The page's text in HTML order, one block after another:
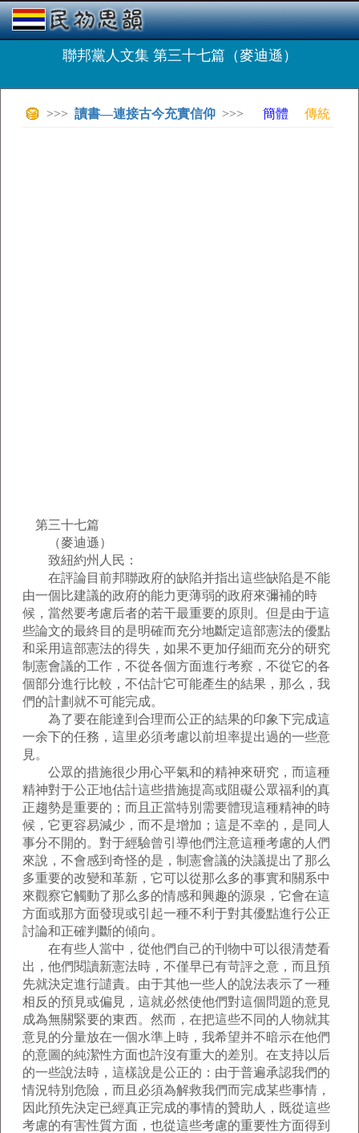
聯邦黨人文集 第三十七篇（麥迪遜）
>>> 讀書—連接古今充實信仰 >>> 簡體 傳統
第三十七篇
（麥迪遜）
致紐約州人民：
在評論目前邦聯政府的缺陷并指出這些缺陷是不能
由一個比建議的政府的能力更薄弱的政府來彌補的時
候，當然要考慮后者的若干最重要的原則。但是由于這
些論文的最終目的是明確而充分地斷定這部憲法的優點
和采用這部憲法的得失，如果不更加仔細而充分的研究
制憲會議的工作，不從各個方面進行考察，不從它的各
個部分進行比較，不估計它可能產生的結果，那么，我
們的計劃就不可能完成。
為了要在能達到合理而公正的結果的印象下完成這
一余下的任務，這里必須考慮以前坦率提出過的一些意
見。
公眾的措施很少用心平氣和的精神來研究，而這種
精神對于公正地估計這些措施提高或阻礙公眾福利的真
正趨勢是重要的；而且正當特別需要體現這種精神的時
候，它更容易減少，而不是增加；這是不幸的，是同人
事分不開的。對于經驗曾引導他們注意這種考慮的人們
來說，不會感到奇怪的是，制憲會議的決議提出了那么
多重要的改變和革新，它可以從那么多的事實和關系中
來觀察它觸動了那么多的情感和興趣的源泉，它會在這
方面或那方面發現或引起一種不利于對其優點進行公正
討論和正確判斷的傾向。
在有些人當中，從他們自己的刊物中可以很清楚看
出，他們閱讀新憲法時，不僅早已有苛評之意，而且預
先就決定進行譴責。由于其他一些人的說法表示了一種
相反的預見或偏見，這就必然使他們對這個問題的意見
成為無關緊要的東西。然而，在把這些不同的人物就其
意見的分量放在一個水準上時，我希望并不暗示在他們
的意圖的純潔性方面也許沒有重大的差別。在支持以后
的一些說法時，這樣說是公正的：由于普遍承認我們的
情況特別危險，而且必須為解救我們而完成某些事情，
因此預先決定已經真正完成的事情的贊助人，既從這些
考慮的有害性質方面，也從這些考慮的重要性方面得到